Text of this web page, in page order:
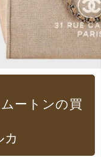
ートンの買
カ